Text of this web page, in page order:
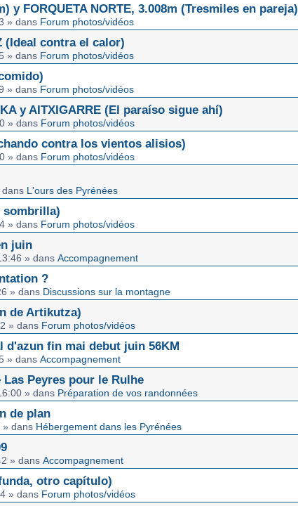
y FORQUETA NORTE, 3.008m (Tresmiles en pareja)
» dans Forum photos/vidéos
(Ideal contra el calor)
» dans Forum photos/vidéos
» dans Forum photos/vidéos
y AITXIGARRE (El paraíso sigue ahí)
» dans Forum photos/vidéos
contra los vientos alisios)
» dans Forum photos/vidéos
dans L'ours des Pyrénées
sombrilla)
» dans Forum photos/vidéos
juin
» dans Accompagnement
?
» dans Discussions sur la montagne
de Artikutza)
» dans Forum photos/vidéos
d'azun fin mai debut juin 56KM
» dans Accompagnement
Peyres pour le Rulhe
» dans Préparation de vos randonnées
de plan
» dans Hébergement dans les Pyrénées
» dans Accompagnement
otro capítulo)
» dans Forum photos/vidéos